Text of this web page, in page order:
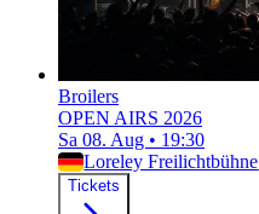
Broilers
OPEN AIRS 2026
Sa 08. Aug • 19:30
Loreley Freilichtbühne
Tickets